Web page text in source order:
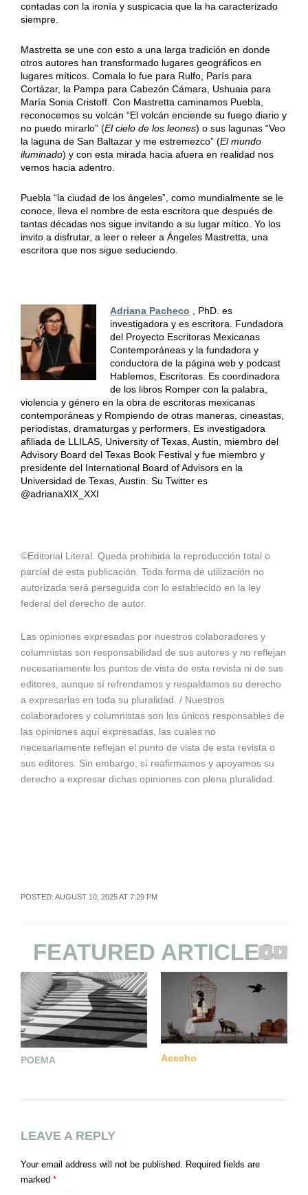
contadas con la ironía y suspicacia que la ha caracterizado
siempre.
Mastretta se une con esto a una larga tradición en donde
otros autores han transformado lugares geográficos en
lugares míticos. Comala lo fue para Rulfo, París para
Cortázar, la Pampa para Cabezón Cámara, Ushuaia para
María Sonia Cristoff. Con Mastretta caminamos Puebla,
reconocemos su volcán “El volcán enciende su fuego diario y
no puedo mirarlo” (El cielo de los leones) o sus lagunas “Veo
la laguna de San Baltazar y me estremezco” (El mundo
iluminado) y con esta mirada hacia afuera en realidad nos
vemos hacia adentro.
Puebla “la ciudad de los ángeles”, como mundialmente se le
conoce, lleva el nombre de esta escritora que después de
tantas décadas nos sigue invitando a su lugar mítico. Yo los
invito a disfrutar, a leer o releer a Ángeles Mastretta, una
escritora que nos sigue seduciendo.
Adriana Pacheco , PhD. es
investigadora y es escritora. Fundadora
del Proyecto Escritoras Mexicanas
Contemporáneas y la fundadora y
conductora de la página web y podcast
Hablemos, Escritoras. Es coordinadora
de los libros Romper con la palabra,
violencia y género en la obra de escritoras mexicanas
contemporáneas y Rompiendo de otras maneras, cineastas,
periodistas, dramaturgas y performers. Es investigadora
afiliada de LLILAS, University of Texas, Austin, miembro del
Advisory Board del Texas Book Festival y fue miembro y
presidente del International Board of Advisors en la
Universidad de Texas, Austin. Su Twitter es
@adrianaXIX_XXI
©Editorial Literal. Queda prohibida la reproducción total o
parcial de esta publicación. Toda forma de utilización no
autorizada será perseguida con lo establecido en la ley
federal del derecho de autor.
Las opiniones expresadas por nuestros colaboradores y
columnistas son responsabilidad de sus autores y no reflejan
necesariamente los puntos de vista de esta revista ni de sus
editores, aunque sí refrendamos y respaldamos su derecho
a expresarlas en toda su pluralidad. / Nuestros
colaboradores y columnistas son los únicos responsables de
las opiniones aquí expresadas, las cuales no
necesariamente reflejan el punto de vista de esta revista o
sus editores. Sin embargo, sí reafirmamos y apoyamos su
derecho a expresar dichas opiniones con plena pluralidad.
POSTED: AUGUST 10, 2025 AT 7:29 PM
FEATURED ARTICLES
POEMA Acecho
LEAVE A REPLY
Your email address will not be published. Required fields are
marked *